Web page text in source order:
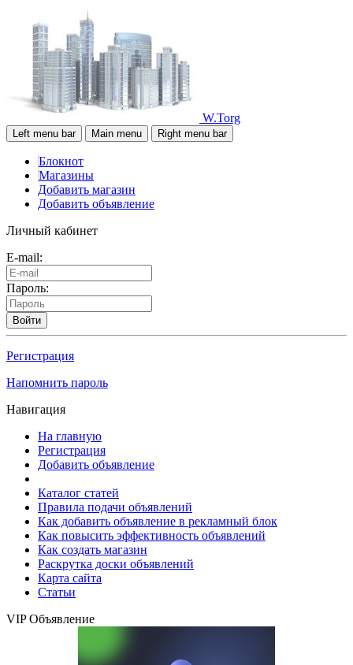
W.Torg
Left menu bar Main menu Right menu bar
Блокнот
Магазины
Добавить магазин
Добавить объявление
Личный кабинет
E-mail:
Пароль:
Войти
Регистрация
Напомнить пароль
Навигация
На главную
Регистрация
Добавить объявление
Каталог статей
Правила подачи объявлений
Как добавить объявление в рекламный блок
Как повысить эффективность объявлений
Как создать магазин
Раскрутка доски объявлений
Карта сайта
Статьи
VIP Объявление